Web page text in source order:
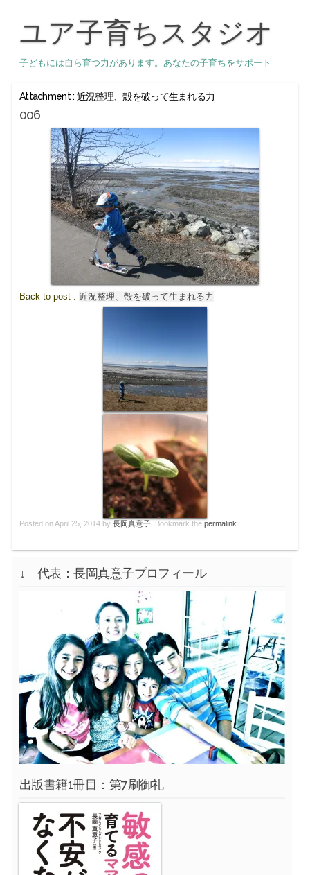
ユア子育ちスタジオ
子どもには自ら育つ力があります。あなたの子育ちをサポート
Attachment : 近況整理、殻を破って生まれる力
006
Back to post : 近況整理、殻を破って生まれる力
Posted onApril 25, 2014 by 長岡真意子. Bookmark the permalink
↓ 代表：長岡真意子プロフィール
出版書籍1冊目：第7刷御礼